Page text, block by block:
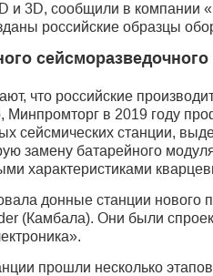
и 3D, сообщили в компании
российские образцы
что российские
в 2019 году
сейсмических станции,
замену батарейного
характеристиками
донные станции
(Камбала). Они были
прошли несколько